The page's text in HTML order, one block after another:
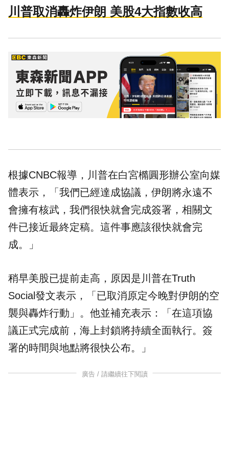
川普取消轟炸伊朗 美股4大指數收高
根據CNBC報導，川普在白宮橢圓形辦公室向媒
體表示，「我們已經達成協議，伊朗將永遠不
會擁有核武，我們很快就會完成簽署，相關文
件已接近最終定稿。這件事應該很快就會完
成。」
稍早美股已提前走高，原因是川普在Truth
Social發文表示，「已取消原定今晚對伊朗的空
襲與轟炸行動」。他並補充表示：「在這項協
議正式完成前，海上封鎖將持續全面執行。簽
署的時間與地點將很快公布。」
廣告 / 請繼續往下閱讀